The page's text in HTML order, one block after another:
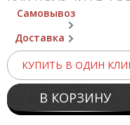
Самовывоз
Доставка
КУПИТЬ В ОДИН
В КОРЗИНУ